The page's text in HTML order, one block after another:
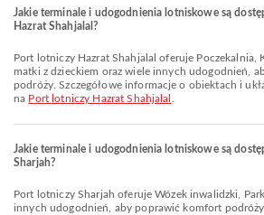
Jakie terminale i udogodnienia lotniskowe są
Hazrat Shahjalal?
Port lotniczy Hazrat Shahjalal oferuje Poczekalnia, Klinika i Apteki, Pokój dla
matki z dzieckiem oraz wiele innych udogodnień,
podróży. Szczegółowe informacje o obiektach i
na Port lotniczy Hazrat Shahjalal
Jakie terminale i udogodnienia lotniskowe są
Sharjah?
Port lotniczy Sharjah oferuje Wózek inwalidzki, Parkingi, Lounge oraz wiele
innych udogodnień, aby poprawić komfort